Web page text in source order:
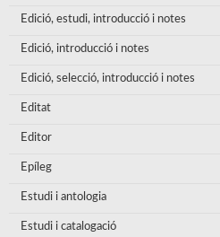
Edició, estudi, introducció i notes
Edició, introducció i notes
Edició, selecció, introducció i notes
Editat
Editor
Epíleg
Estudi i antologia
Estudi i catalogació